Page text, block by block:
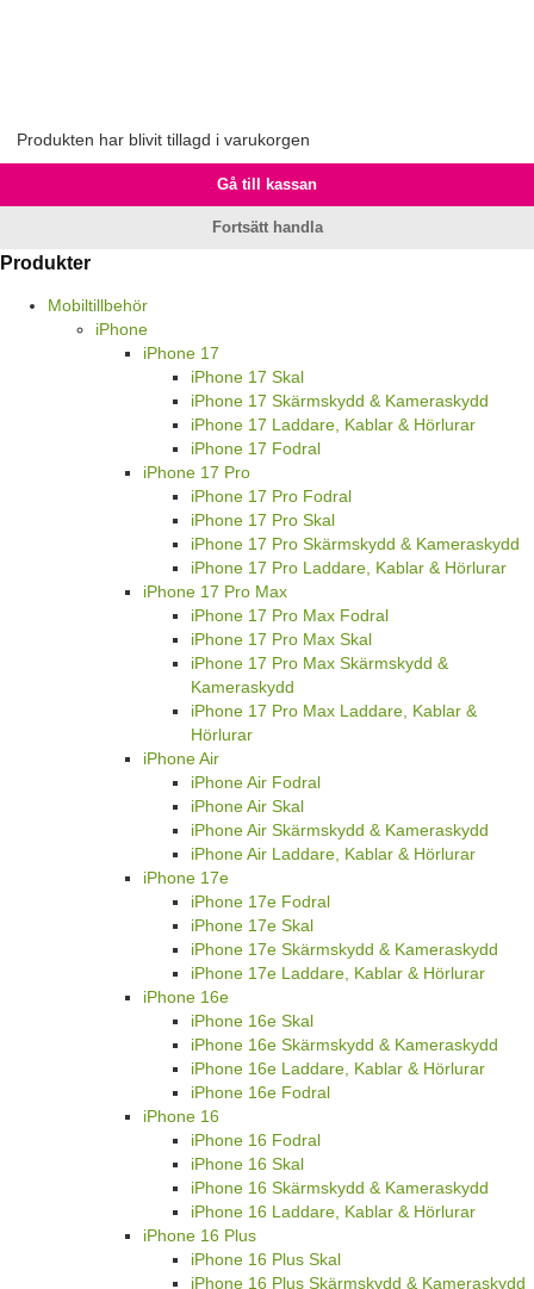
Produkten har blivit tillagd i varukorgen
Gå till kassan
Fortsätt handla
Produkter
Mobiltillbehör
iPhone
iPhone 17
iPhone 17 Skal
iPhone 17 Skärmskydd & Kameraskydd
iPhone 17 Laddare, Kablar & Hörlurar
iPhone 17 Fodral
iPhone 17 Pro
iPhone 17 Pro Fodral
iPhone 17 Pro Skal
iPhone 17 Pro Skärmskydd & Kameraskydd
iPhone 17 Pro Laddare, Kablar & Hörlurar
iPhone 17 Pro Max
iPhone 17 Pro Max Fodral
iPhone 17 Pro Max Skal
iPhone 17 Pro Max Skärmskydd &
Kameraskydd
iPhone 17 Pro Max Laddare, Kablar &
Hörlurar
iPhone Air
iPhone Air Fodral
iPhone Air Skal
iPhone Air Skärmskydd & Kameraskydd
iPhone Air Laddare, Kablar & Hörlurar
iPhone 17e
iPhone 17e Fodral
iPhone 17e Skal
iPhone 17e Skärmskydd & Kameraskydd
iPhone 17e Laddare, Kablar & Hörlurar
iPhone 16e
iPhone 16e Skal
iPhone 16e Skärmskydd & Kameraskydd
iPhone 16e Laddare, Kablar & Hörlurar
iPhone 16e Fodral
iPhone 16
iPhone 16 Fodral
iPhone 16 Skal
iPhone 16 Skärmskydd & Kameraskydd
iPhone 16 Laddare, Kablar & Hörlurar
iPhone 16 Plus
iPhone 16 Plus Skal
iPhone 16 Plus Skärmskydd & Kameraskydd